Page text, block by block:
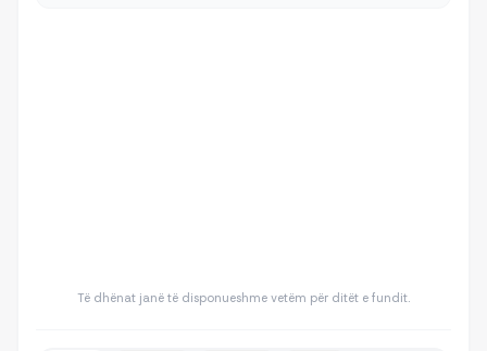
Të dhënat janë të disponueshme vetëm për ditët e fundit.